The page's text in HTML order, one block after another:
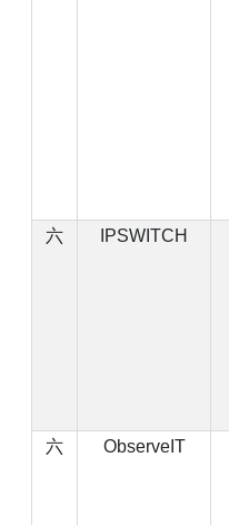
六 IPSWITCH
六 ObserveIT